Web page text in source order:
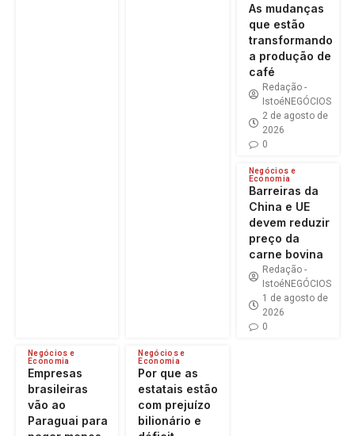
As mudanças
que estão
transformando
a produção de
café
Redação -
IstoéNEGÓCIOS
2 de agosto de
2026
0
Negócios e
Economia
Barreiras da
China e UE
devem reduzir
preço da
carne bovina
Redação -
IstoéNEGÓCIOS
1 de agosto de
2026
0
Negócios e
Economia
Empresas
brasileiras
vão ao
Paraguai para
Negócios e
Economia
Por que as
estatais estão
com prejuízo
bilionário e